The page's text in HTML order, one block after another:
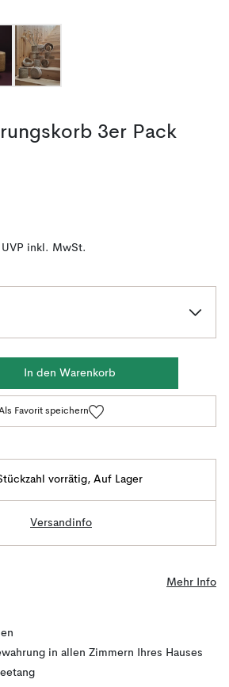
3er Pack
UVP inkl. MwSt.
In den Warenkorb
Favorit speichern
vorrätig, Auf Lager
Versandinfo
Mehr Info
in allen Zimmern Ihres Hauses